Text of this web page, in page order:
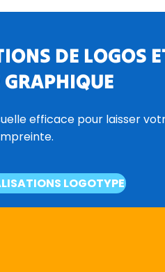
DE LOGOS
GRAPHIQUE
efficace pour laisser
LOGOTYPE